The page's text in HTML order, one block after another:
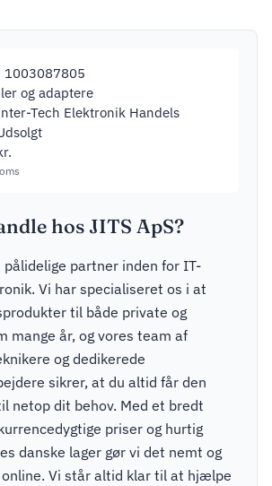
1003087805
og adaptere
Tech Elektronik Handels
hos JITS ApS?
pålidelige partner inden for IT-
Vi har specialiseret os i at
til både private og
mange år, og vores team af
og dedikerede
sikrer, at du altid får den
netop dit behov. Med et bredt
priser og hurtig
danske lager gør vi det nemt og
Vi står altid klar til at hjælpe